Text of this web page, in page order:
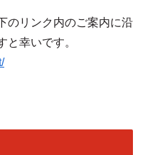
のリンク内のご案内に沿
と幸いです。